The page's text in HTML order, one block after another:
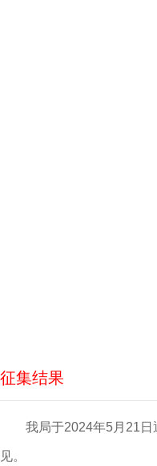
征集结果
我局于2024年5月21
见。